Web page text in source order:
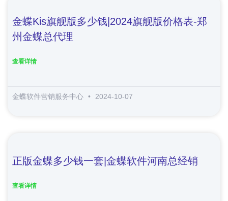
金蝶kis旗舰版多少钱|2024旗舰版价格表-郑
州金蝶总代理
查看详情
金蝶软件营销服务中心 2024-10-07
正版金蝶多少钱一套|金蝶软件河南总经销
查看详情